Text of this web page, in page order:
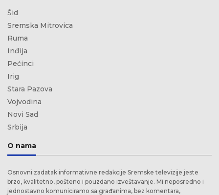
Šid
Sremska Mitrovica
Ruma
Inđija
Pećinci
Irig
Stara Pazova
Vojvodina
Novi Sad
Srbija
O nama
Osnovni zadatak informativne redakcije Sremske televizije jeste
brzo, kvalitetno, pošteno i pouzdano izveštavanje. Mi neposredno i
jednostavno komuniciramo sa građanima, bez komentara,